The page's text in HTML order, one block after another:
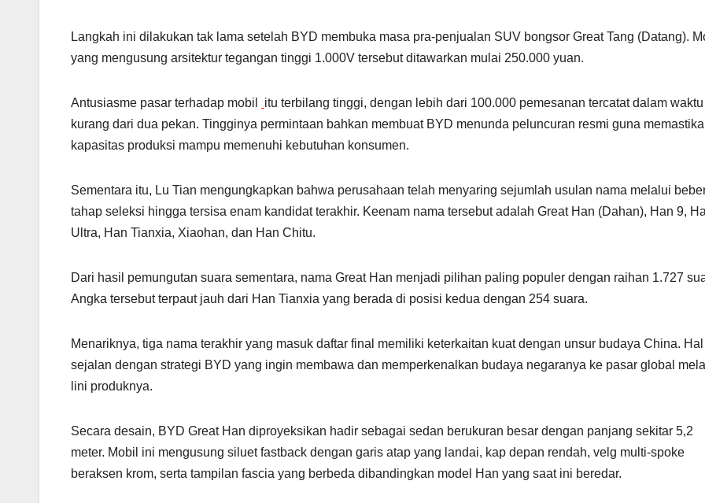
Langkah ini dilakukan tak lama setelah BYD membuka masa pra-penjualan SUV bongsor Great Tang (Datang).
yang mengusung arsitektur tegangan tinggi 1.000V tersebut ditawarkan mulai 250.000 yuan.
Antusiasme pasar terhadap mobil
itu terbilang tinggi, dengan lebih dari 100.000 pemesanan tercatat dalam waktu
kurang dari dua pekan. Tingginya permintaan bahkan membuat BYD menunda peluncuran resmi guna
kapasitas produksi mampu memenuhi kebutuhan konsumen.
Sementara itu, Lu Tian mengungkapkan bahwa perusahaan telah menyaring sejumlah usulan nama melalui
tahap seleksi hingga tersisa enam kandidat terakhir. Keenam nama tersebut adalah Great Han (Dahan), Han 9,
Ultra, Han Tianxia, Xiaohan, dan Han Chitu.
Dari hasil pemungutan suara sementara, nama Great Han menjadi pilihan paling populer dengan raihan 1.727
Angka tersebut terpaut jauh dari Han Tianxia yang berada di posisi kedua dengan 254 suara.
Menariknya, tiga nama terakhir yang masuk daftar final memiliki keterkaitan kuat dengan unsur budaya China. Hal
sejalan dengan strategi BYD yang ingin membawa dan memperkenalkan budaya negaranya ke pasar global
lini produknya.
Secara desain, BYD Great Han diproyeksikan hadir sebagai sedan berukuran besar dengan panjang sekitar 5,2
meter. Mobil ini mengusung siluet fastback dengan garis atap yang landai, kap depan rendah, velg multi-spoke
beraksen krom, serta tampilan fascia yang berbeda dibandingkan model Han yang saat ini beredar.